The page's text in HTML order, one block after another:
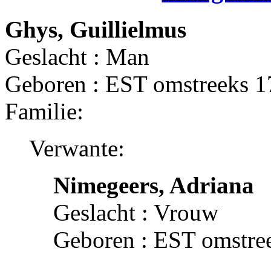
Ghys, Guillielmus
Geslacht : Man
Geboren : EST omstreeks
Familie:
Verwante:
Nimegeers, Adriana
Geslacht : Vrouw
Geboren : EST